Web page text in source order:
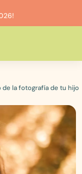
de la fotografía de tu hijo